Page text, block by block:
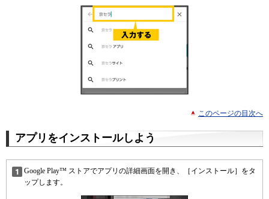
このページの目次へ
アプリをインストールしよう
Google Play™ ストアでアプリの詳細画面を開き、［インストール］をタ
ップします。